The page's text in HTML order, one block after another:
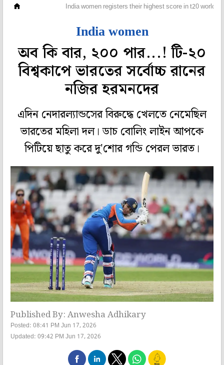
India women registers their highest score in t20 world
India women
অব কি বার, ২০০ পার...! টি-২০
বিশ্বকাপে ভারতের সর্বোচ্চ রানের
নজির হরমনদের
এদিন নেদারল্যান্ডসের বিরুদ্ধে খেলতে নেমেছিল
ভারতের মহিলা দল। ডাচ বোলিং লাইন আপকে
পিটিয়ে ছাতু করে দু'শোর গন্ডি পেরল ভারত।
Published By: Anwesha Adhikary
Posted: 08:41 PM Jun 17, 2026
Updated: 09:42 PM Jun 17, 2026